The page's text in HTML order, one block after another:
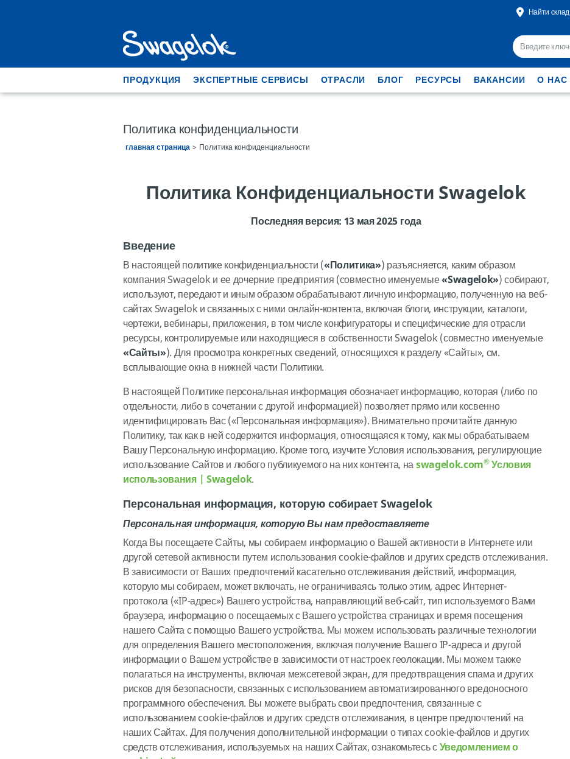
Найти склад
ПРОДУКЦИЯ ЭКСПЕРТНЫЕ СЕРВИСЫ ОТРАСЛИ БЛОГ РЕСУРСЫ ВАКАНСИИ О НАС
Политика конфиденциальности
главная страница Политика конфиденциальности
Политика Конфиденциальности Swagelok
Последняя версия: 13 мая 2025 года
Введение
В настоящей политике конфиденциальности («Политика») разъясняется, каким образом
компания Swagelok и ее дочерние предприятия (совместно именуемые«Swagelok») собирают,
используют, передают и иным образом обрабатывают личную информацию, полученную на веб-
сайтах Swagelok и связанных с ними онлайн-контента, включая блоги, инструкции, каталоги,
чертежи, вебинары, приложения, в том числе конфигураторы и специфические для отрасли
ресурсы, контролируемые или находящиеся в собственности Swagelok (совместно именуемые
«Сайты»). Для просмотра конкретных сведений, относящихся к разделу «Сайты», см.
всплывающие окна в нижней части Политики.
В настоящей Политике персональная информация обозначает информацию, которая (либо по
отдельности, либо в сочетании с другой информацией) позволяет прямо или косвенно
идентифицировать Вас («Персональная информация»). Внимательно прочитайте данную
Политику, так как в ней содержится информация, относящаяся к тому, как мы обрабатываем
Вашу Персональную информацию. Кроме того, изучите Условия использования, регулирующие
использование Сайтов и любого публикуемого на них контента, наswagelok.com®Условия
использования | Swagelok.
Персональная информация, которую собирает Swagelok
Персональная информация, которую Вы нам предоставляете
Когда Вы посещаете Сайты, мы собираем информацию о Вашей активности в Интернете или
другой сетевой активности путем использования cookie-файлов и других средств отслеживания.
В зависимости от Ваших предпочтений касательно отслеживания действий, информация,
которую мы собираем, может включать, не ограничиваясь только этим, адрес Интернет-
протокола («IP-адрес») Вашего устройства, направляющий веб-сайт, тип используемого Вами
браузера, информацию о посещаемых с Вашего устройства страницах и время посещения
нашего Сайта с помощью Вашего устройства. Мы можем использовать различные технологии
для определения Вашего местоположения, включая получение Вашего IP-адреса и другой
информации о Вашем устройстве в зависимости от настроек геолокации. Мы можем также
полагаться на инструменты, включая межсетевой экран, для предотвращения спама и других
рисков для безопасности, связанных с использованием автоматизированного вредоносного
программного обеспечения. Вы можете выбрать свои предпочтения, связанные с
использованием cookie-файлов и других средств отслеживания, в центре предпочтений на
наших Сайтах. Для получения дополнительной информации о типах cookie-файлов и других
средств отслеживания, используемых на наших Сайтах, ознакомьтесь сУведомлением о